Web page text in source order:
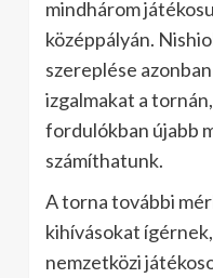
mindhárom
középpályán.
szereplése
izgalmakat a
fordulókban újabb
számíthatunk.
A torna további
kihívásokat
nemzetközi